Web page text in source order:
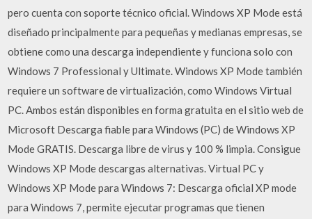
pero cuenta con soporte técnico oficial. Windows XP Mode está
diseñado principalmente para pequeñas y medianas empresas, se
obtiene como una descarga independiente y funciona solo con
Windows 7 Professional y Ultimate. Windows XP Mode también
requiere un software de virtualización, como Windows Virtual
PC. Ambos están disponibles en forma gratuita en el sitio web de
Microsoft Descarga fiable para Windows (PC) de Windows XP
Mode GRATIS. Descarga libre de virus y 100 % limpia. Consigue
Windows XP Mode descargas alternativas. Virtual PC y
Windows XP Mode para Windows 7: Descarga oficial XP mode
para Windows 7, permite ejecutar programas que tienen